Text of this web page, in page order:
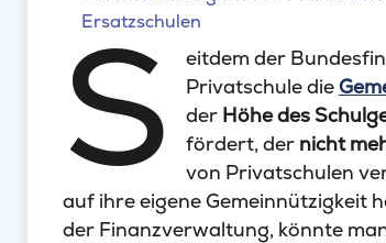
S
eitdem der
Privatschule die
der Höhe des
fördert, der nicht
von Privatschulen
auf ihre eigene Gemeinnützigkeit
der Finanzverwaltung, könnte